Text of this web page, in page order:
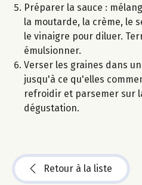
Préparer la sauce :
la moutarde, la crème, le
le vinaigre pour diluer.
émulsionner.
Verser les graines dans
jusqu'à ce qu'elles
refroidir et parsemer sur
dégustation.
Retour à la liste